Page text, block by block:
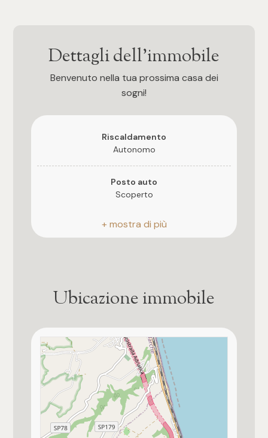
Dettagli dell'immobile
Benvenuto nella tua prossima casa dei
sogni!
Riscaldamento
Autonomo
Posto auto
Scoperto
Stato attuale
In costruzione
Presente
Giardino
Privato
Cucina
Abitabile
Ubicazione immobile
Qualsiasi